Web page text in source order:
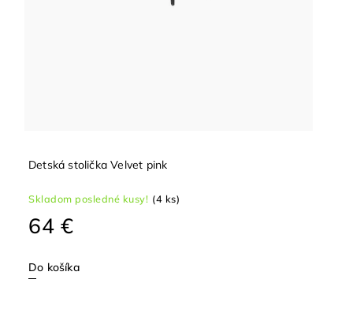
Detská stolička Velvet pink
Skladom posledné kusy! (4 ks)
64 €
Do košíka